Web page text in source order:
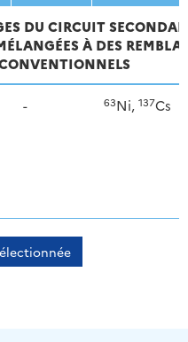
DU CIRCUIT
À DES
- 63Ni, 137Cs